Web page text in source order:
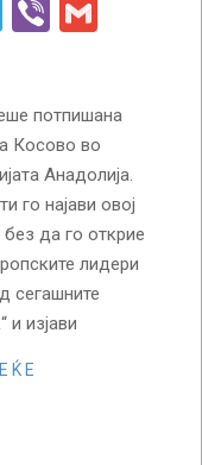
Telegram
Viber
потпишана
Косово во
Анадолија.
го најави овој
да го открие
лидери
сегашните
и изјави